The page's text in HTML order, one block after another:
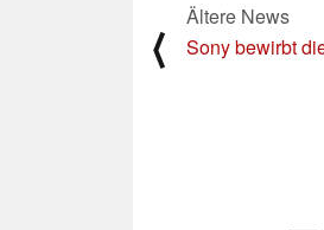
⟨
Ältere News
Sony bewirbt